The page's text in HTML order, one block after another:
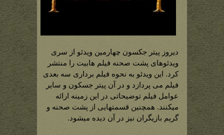
دیروز پیتر جکسون چهارمین ویدئو از سری
ویدئوهای پشت صحنه فیلم هابیت را منتشر
کرد. این ویدئو به نحوه فیلم برداری سه بعدی
فیلم می پردازد و در آن پیتر جسکون و سایر
عوامل فیلم توضیحاتی در این زمینه ارائه
میکنند. همچنین قسمتهایی از پشت صحنه و
گریم بازیگران نیز در آن دیده میشود.